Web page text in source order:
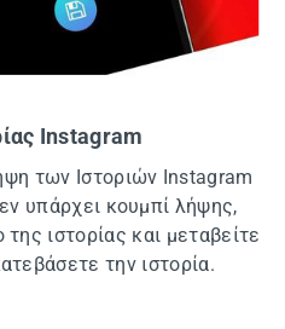
Instagram
των Ιστοριών Instagram
υπάρχει κουμπί λήψης,
ιστορίας και μεταβείτε
την ιστορία.